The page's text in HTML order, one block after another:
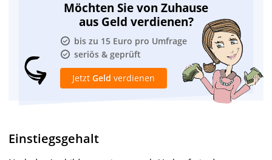
Möchten Sie von Zuhause
aus Geld verdienen?
bis zu 15 Euro pro Umfrage
seriös & geprüft
Jetzt Geld verdienen
Einstiegsgehalt